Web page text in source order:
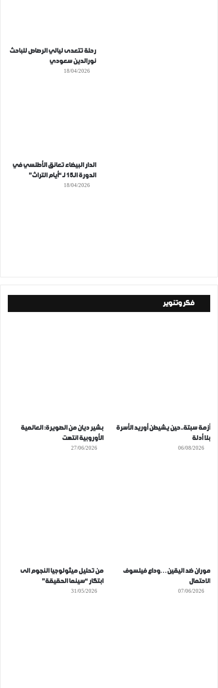
رحلة تتعدى ليالي الرصاص للباحث
نورالدين سعودي
18/04/2026
الدار البيضاء تعانق الأطلسي في
الدورة الـ15 لـ “أيام التراث”
18/04/2026
فكر وتنوير
أزمة سبتة..حين يشيطن أوريد الأسرة
بلا أدلة
06/08/2026
بشير ديان من الصويرة: العالمية
الأوروبية انتهت
27/06/2026
موران ضد اليقين…وداع فيلسوف
الاحتمال
07/06/2026
من تحليل ميثولوجيا النجوم الى
ابتكار “سينما الحقيقة”
31/05/2026